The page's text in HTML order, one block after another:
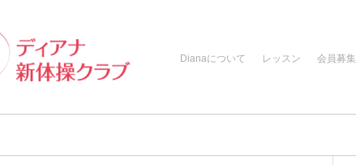
Dianaについて レッスン 会員募集